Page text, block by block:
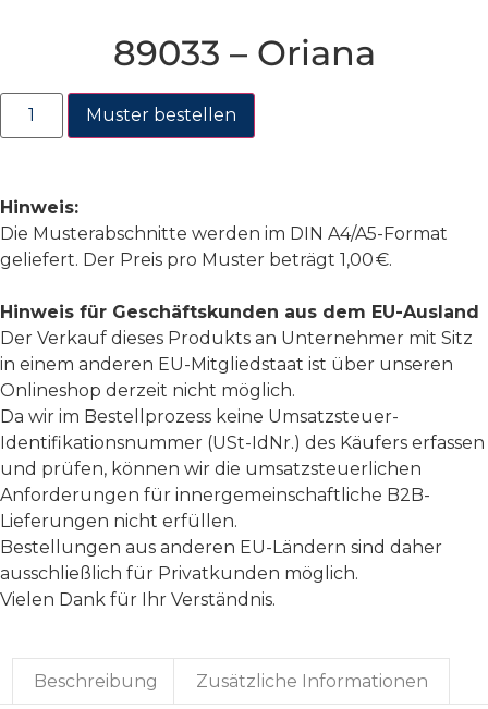
89033 – Oriana
Muster bestellen
Hinweis:
Die Musterabschnitte werden im DIN A4/A5-Format
geliefert. Der Preis pro Muster beträgt 1,00 €.
Hinweis für Geschäftskunden aus dem EU-Ausland
Der Verkauf dieses Produkts an Unternehmer mit Sitz
in einem anderen EU-Mitgliedstaat ist über unseren
Onlineshop derzeit nicht möglich.
Da wir im Bestellprozess keine Umsatzsteuer-
Identifikationsnummer (USt-IdNr.) des Käufers erfassen
und prüfen, können wir die umsatzsteuerlichen
Anforderungen für innergemeinschaftliche B2B-
Lieferungen nicht erfüllen.
Bestellungen aus anderen EU-Ländern sind daher
ausschließlich für Privatkunden möglich.
Vielen Dank für Ihr Verständnis.
Beschreibung Zusätzliche Informationen